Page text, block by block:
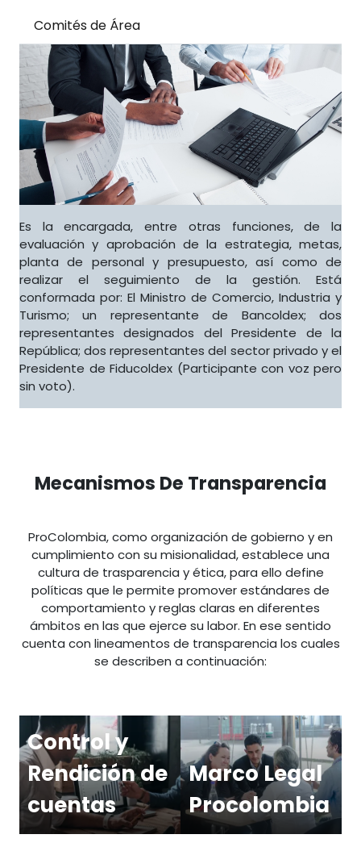
Comités de Área
Es la encargada, entre otras funciones, de la
evaluación y aprobación de la estrategia, metas,
planta de personal y presupuesto, así como de
realizar el seguimiento de la gestión. Está
conformada por: El Ministro de Comercio, Industria y
Turismo; un representante de Bancoldex; dos
representantes designados del Presidente de la
República; dos representantes del sector privado y el
Presidente de Fiducoldex (Participante con voz pero
sin voto).
Mecanismos De Transparencia
ProColombia, como organización de gobierno y en
cumplimiento con su misionalidad, establece una
cultura de trasparencia y ética, para ello define
políticas que le permite promover estándares de
comportamiento y reglas claras en diferentes
ámbitos en las que ejerce su labor. En ese sentido
cuenta con lineamentos de transparencia los cuales
se describen a continuación:
/transparencia/control-y-
rendicion-de-
cuentas#info-
transparency
Control y
Rendición de
cuentas
/transparencia/marco-
legal-procolombia#info-
transparency
Marco Legal
Procolombia